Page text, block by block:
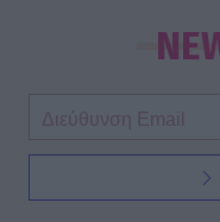
Γάμος για τους δυο
του Mega - Πότε
SHOWBIZ
Παυλίνα